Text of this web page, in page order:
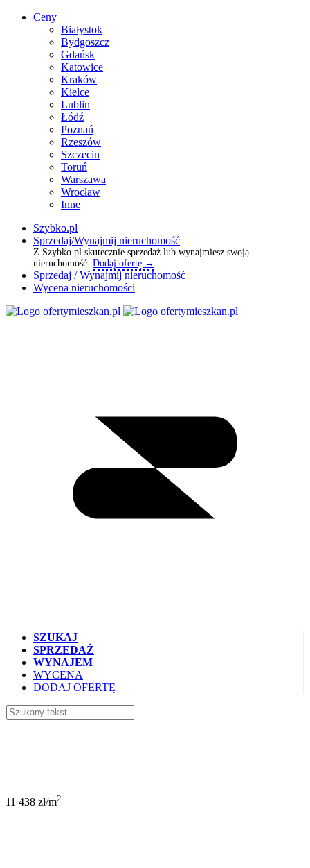
Ceny
Białystok
Bydgoszcz
Gdańsk
Katowice
Kraków
Kielce
Lublin
Łódź
Poznań
Rzeszów
Szczecin
Toruń
Warszawa
Wrocław
Inne
Szybko.pl
Sprzedaj/Wynajmij nieruchomość
Z Szybko.pl skutecznie sprzedaż lub wynajmiesz swoją
nieruchomość. Dodaj ofertę →
Sprzedaj / Wynajmij nieruchomość
Wycena nieruchomości
SZUKAJ
SPRZEDAŻ
WYNAJEM
WYCENA
DODAJ OFERTĘ
11 438 zł/m2